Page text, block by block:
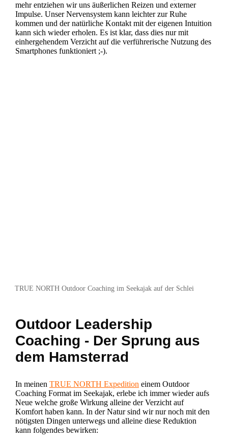
mehr entziehen wir uns äußerlichen Reizen und externer
Impulse. Unser Nervensystem kann leichter zur Ruhe
kommen und der natürliche Kontakt mit der eigenen Intuition
kann sich wieder erholen. Es ist klar, dass dies nur mit
einhergehendem Verzicht auf die verführerische Nutzung des
Smartphones funktioniert ;-).
TRUE NORTH Outdoor Coaching im Seekajak auf der Schlei
Outdoor Leadership
Coaching - Der Sprung aus
dem Hamsterrad
In meinen TRUE NORTH Expedition einem Outdoor
Coaching Format im Seekajak, erlebe ich immer wieder aufs
Neue welche große Wirkung alleine der Verzicht auf
Komfort haben kann. In der Natur sind wir nur noch mit den
nötigsten Dingen unterwegs und alleine diese Reduktion
kann folgendes bewirken: